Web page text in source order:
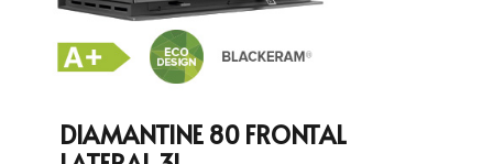
DIAMANTINE 80 FRONTAL